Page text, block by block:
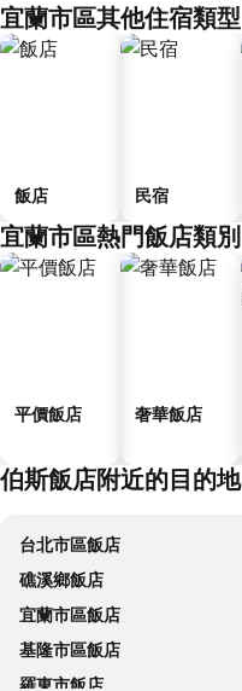
宜蘭市區其他住宿類型
飯店 民宿
宜蘭市區熱門飯店類別
平價飯店 奢華飯店
伯斯飯店附近的目的地
台北市區飯店
礁溪鄉飯店
宜蘭市區飯店
基隆市區飯店
羅東市飯店